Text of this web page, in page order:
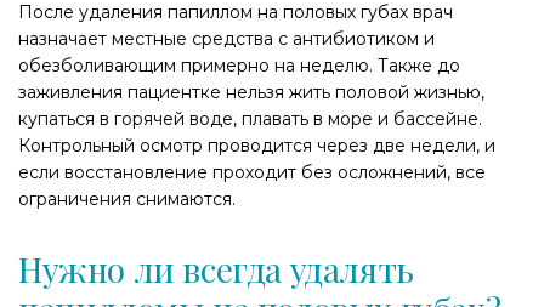
После удаления папиллом на половых губах врач
назначает местные средства с антибиотиком и
обезболивающим примерно на неделю. Также до
заживления пациентке нельзя жить половой жизнью,
купаться в горячей воде, плавать в море и бассейне.
Контрольный осмотр проводится через две недели, и
если восстановление проходит без осложнений, все
ограничения снимаются.
Нужно ли всегда удалять